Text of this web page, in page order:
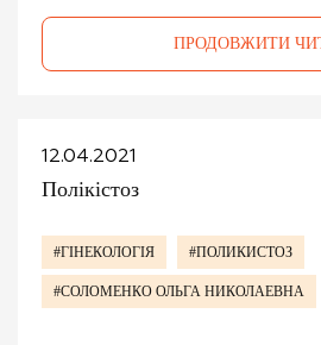
ПРОДОВЖИТИ
12.04.2021
Полікістоз
#ГІНЕКОЛОГІЯ #ПОЛИКИСТОЗ
#СОЛОМЕНКО ОЛЬГА НИКОЛАЕВНА